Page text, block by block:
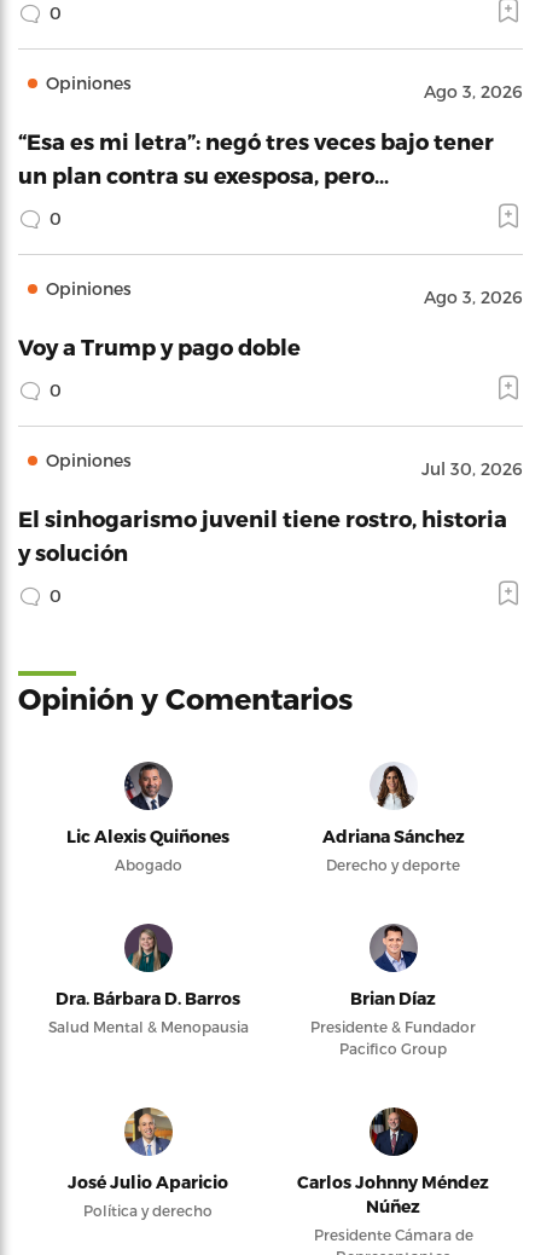
0
Opiniones Ago 3, 2026
“Esa es mi letra”: negó tres veces bajo tener
un plan contra su exesposa, pero…
0
Opiniones Ago 3, 2026
Voy a Trump y pago doble
0
Opiniones Jul 30, 2026
El sinhogarismo juvenil tiene rostro, historia
y solución
0
Opinión y Comentarios
Lic Alexis Quiñones
Abogado
Adriana Sánchez
Derecho y deporte
Dra. Bárbara D. Barros
Salud Mental & Menopausia
Brian Díaz
Presidente & Fundador
Pacifico Group
José Julio Aparicio
Política y derecho
Carlos Johnny Méndez
Núñez
Presidente Cámara de